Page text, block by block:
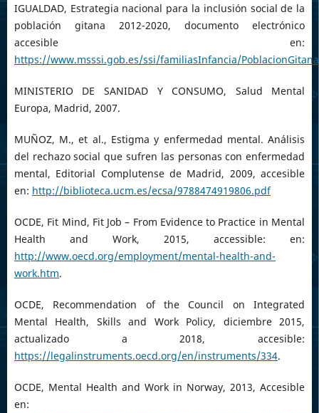
IGUALDAD, Estrategia nacional para la inclusión social de la
población gitana 2012-2020, documento electrónico
accesible en:
https://www.msssi.gob.es/ssi/familiasInfancia/PoblacionGitana/
MINISTERIO DE SANIDAD Y CONSUMO, Salud Mental
Europa, Madrid, 2007.
MUÑOZ, M., et al., Estigma y enfermedad mental. Análisis
del rechazo social que sufren las personas con enfermedad
mental, Editorial Complutense de Madrid, 2009, accesible
en: http://biblioteca.ucm.es/ecsa/9788474919806.pdf
OCDE, Fit Mind, Fit Job – From Evidence to Practice in Mental
Health and Work, 2015, accessible: en:
http://www.oecd.org/employment/mental-health-and-
work.htm.
OCDE, Recommendation of the Council on Integrated
Mental Health, Skills and Work Policy, diciembre 2015,
actualizado a 2018, accesible:
https://legalinstruments.oecd.org/en/instruments/334.
OCDE, Mental Health and Work in Norway, 2013, Accesible
en: